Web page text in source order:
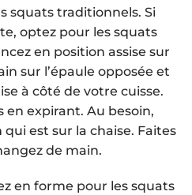
squats traditionnels. Si
optez pour les squats
en position assise sur
sur l’épaule opposée et
à côté de votre cuisse.
en expirant. Au besoin,
est sur la chaise. Faites
de main.
en forme pour les squats